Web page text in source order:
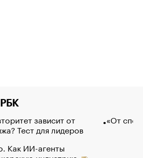
РБК
зависит от
Тест для лидеров
Как ИИ-агенты
«От